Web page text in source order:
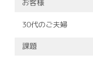
お客様
30代のご夫婦
課題